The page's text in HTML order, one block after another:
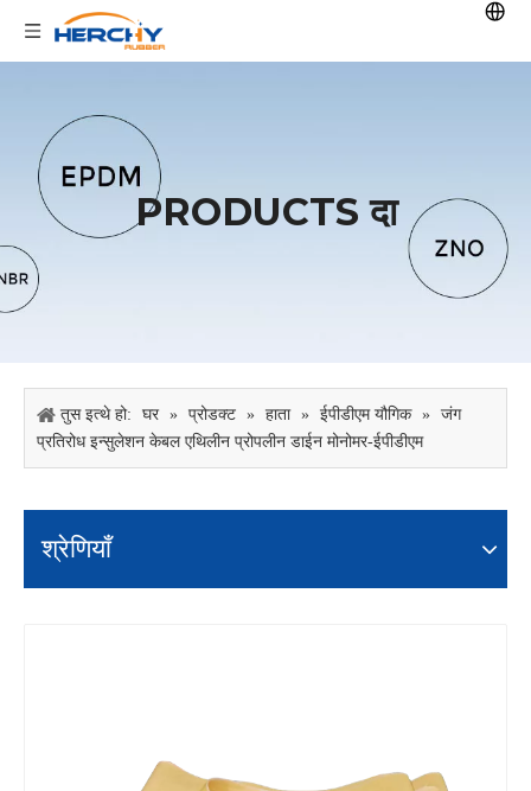
PRODUCTS दा
तुस इत्थे हो: घर » प्रोडक्ट » हाता » ईपीडीएम यौगिक » जंग
प्रतिरोध इन्सुलेशन केबल एथिलीन प्रोपलीन डाईन मोनोमर-ईपीडीएम
श्रेणियाँ